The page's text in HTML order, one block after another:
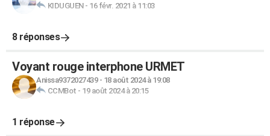
KIDUGUEN- 16 févr. 2021 à 11:03
8 réponses
Voyant rouge interphone URMET
Anissa9372027439- 18 août 2024 à 19:08
CCMBot - 19 août 2024 à 20:15
1 réponse